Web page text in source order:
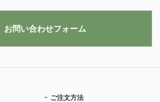
ご注文方法
お問い合わせフォーム